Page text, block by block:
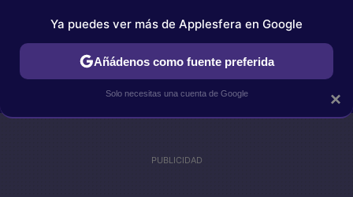
IPHONE TUTORIALES APPLESFERA SELECCIÓN
×
Ya puedes ver más de Applesfera en Google
Añádenos como fuente preferida
Solo necesitas una cuenta de Google